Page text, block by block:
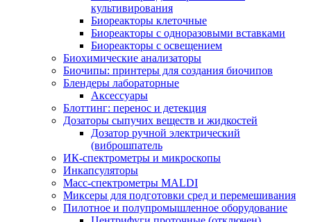
культивирования
Биореакторы клеточные
Биореакторы с одноразовыми вставками
Биореакторы с освещением
Биохимические анализаторы
Биочипы: принтеры для создания биочипов
Блендеры лабораторные
Аксессуары
Блоттинг: перенос и детекция
Дозаторы сыпучих веществ и жидкостей
Дозатор ручной электрический
(виброшпатель
ИК-спектрометры и микроскопы
Инкапсуляторы
Масс-спектрометры MALDI
Миксеры для подготовки сред и перемешивания
Пилотное и полупромышленное оборудование